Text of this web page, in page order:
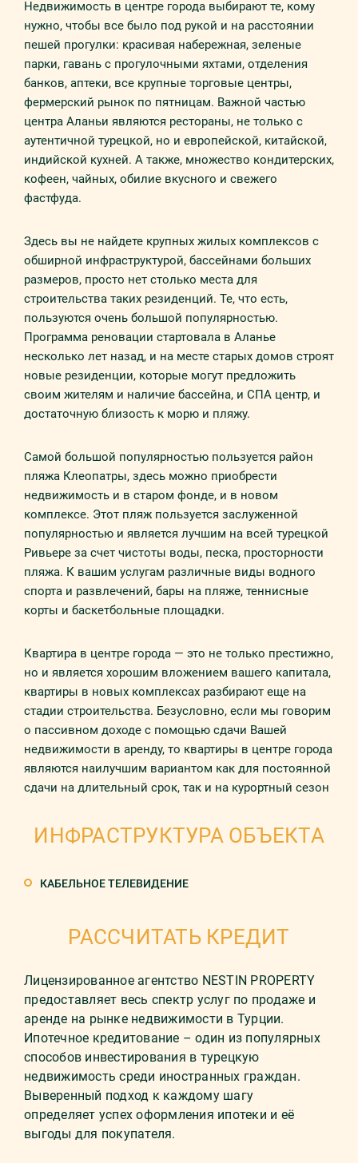
Недвижимость в центре города выбирают те, кому
нужно, чтобы все было под рукой и на расстоянии
пешей прогулки: красивая набережная, зеленые
парки, гавань с прогулочными яхтами, отделения
банков, аптеки, все крупные торговые центры,
фермерский рынок по пятницам. Важной частью
центра Аланьи являются рестораны, не только с
аутентичной турецкой, но и европейской, китайской,
индийской кухней. А также, множество кондитерских,
кофеен, чайных, обилие вкусного и свежего
фастфуда.
Здесь вы не найдете крупных жилых комплексов с
обширной инфраструктурой, бассейнами больших
размеров, просто нет столько места для
строительства таких резиденций. Те, что есть,
пользуются очень большой популярностью.
Программа реновации стартовала в Аланье
несколько лет назад, и на месте старых домов строят
новые резиденции, которые могут предложить
своим жителям и наличие бассейна, и СПА центр, и
достаточную близость к морю и пляжу.
Самой большой популярностью пользуется район
пляжа Клеопатры, здесь можно приобрести
недвижимость и в старом фонде, и в новом
комплексе. Этот пляж пользуется заслуженной
популярностью и является лучшим на всей турецкой
Ривьере за счет чистоты воды, песка, просторности
пляжа. К вашим услугам различные виды водного
спорта и развлечений, бары на пляже, теннисные
корты и баскетбольные площадки.
Квартира в центре города — это не только престижно,
но и является хорошим вложением вашего капитала,
квартиры в новых комплексах разбирают еще на
стадии строительства. Безусловно, если мы говорим
о пассивном доходе с помощью сдачи Вашей
недвижимости в аренду, то квартиры в центре города
являются наилучшим вариантом как для постоянной
сдачи на длительный срок, так и на курортный сезон
ИНФРАСТРУКТУРА ОБЪЕКТА
КАБЕЛЬНОЕ ТЕЛЕВИДЕНИЕ
РАССЧИТАТЬ КРЕДИТ
Лицензированное агентство NESTIN PROPERTY
предоставляет весь спектр услуг по продаже и
аренде на рынке недвижимости в Турции.
Ипотечное кредитование – один из популярных
способов инвестирования в турецкую
недвижимость среди иностранных граждан.
Выверенный подход к каждому шагу
определяет успех оформления ипотеки и её
выгоды для покупателя.